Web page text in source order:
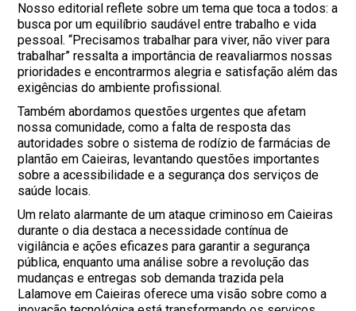
Nosso editorial reflete sobre um tema que toca a todos: a
busca por um equilíbrio saudável entre trabalho e vida
pessoal. “Precisamos trabalhar para viver, não viver para
trabalhar” ressalta a importância de reavaliarmos nossas
prioridades e encontrarmos alegria e satisfação além das
exigências do ambiente profissional.
Também abordamos questões urgentes que afetam
nossa comunidade, como a falta de resposta das
autoridades sobre o sistema de rodízio de farmácias de
plantão em Caieiras, levantando questões importantes
sobre a acessibilidade e a segurança dos serviços de
saúde locais.
Um relato alarmante de um ataque criminoso em Caieiras
durante o dia destaca a necessidade contínua de
vigilância e ações eficazes para garantir a segurança
pública, enquanto uma análise sobre a revolução das
mudanças e entregas sob demanda trazida pela
Lalamove em Caieiras oferece uma visão sobre como a